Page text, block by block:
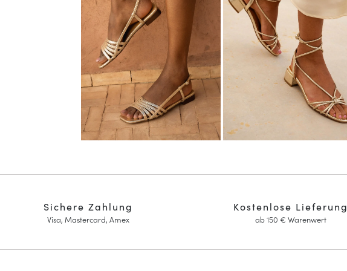
Kostenlose Lieferung
ab 150 € Warenwert
Sichere Zahlung
Visa, Mastercard, Amex